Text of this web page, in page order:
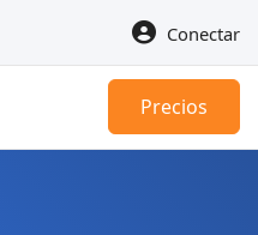
Conectar
Precios